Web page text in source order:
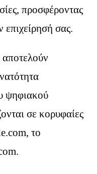
προσφέροντας
επιχείρησή σας.
αποτελούν
ψηφιακού
σε κορυφαίες
το